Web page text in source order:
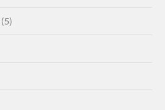
(5)